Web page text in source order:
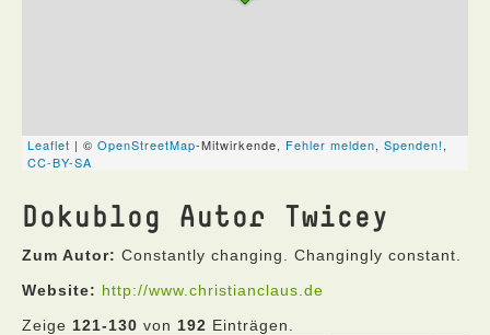
Dokublog Autor Twicey
Zum Autor: Constantly changing. Changingly constant.
Website: http://www.christianclaus.de
Zeige 121-130 von 192 Einträgen.